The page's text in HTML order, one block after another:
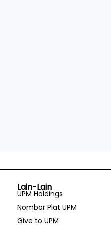
Lain-Lain
UPM Holdings
Nombor Plat UPM
Give to UPM